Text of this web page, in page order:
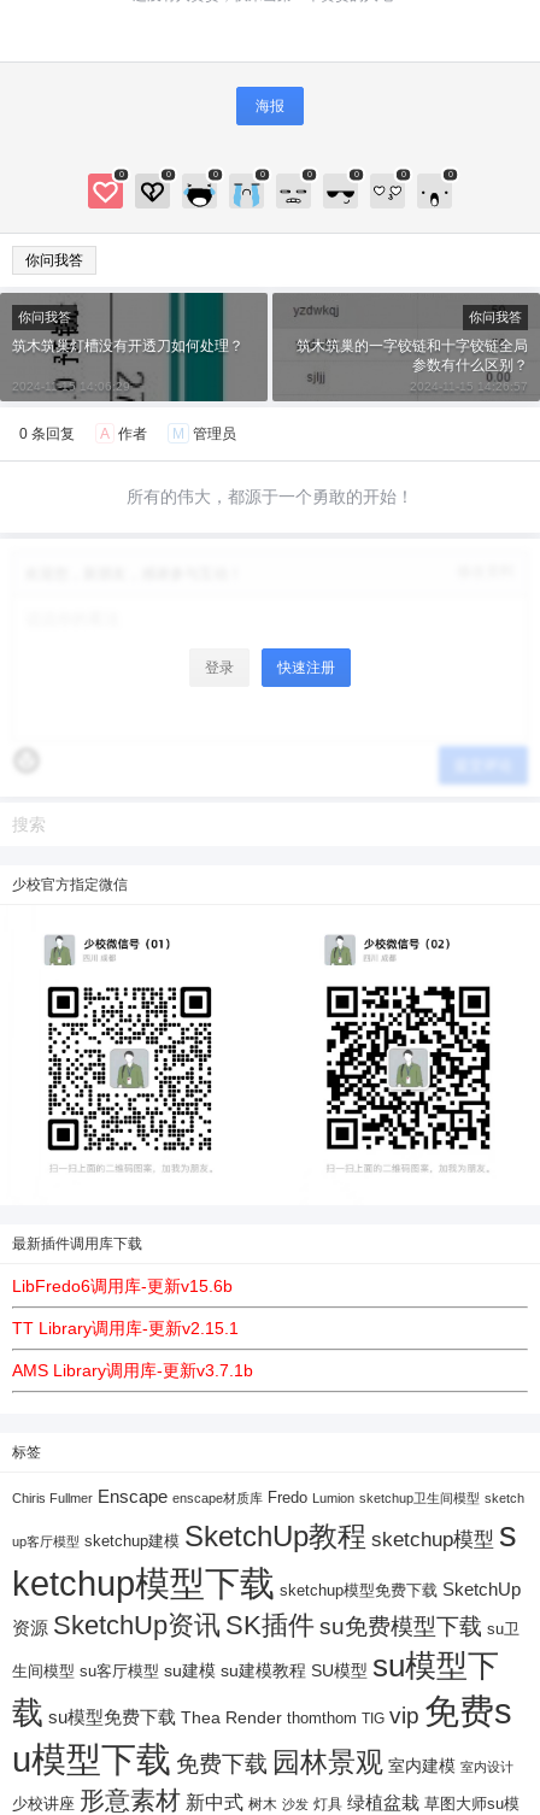
海报
0 0 0 0 0 0 0 0
你问我答
元 元
20 元 50 元 自定义
微信支付
立刻支付
你问我答
筑木筑巢灯槽没有开透刀如何处理？
2024-11-15 14:06:29
你问我答
筑木筑巢的一字铰链和十字铰链全局
参数有什么区别？
2024-11-15 14:26:57
0 条回复 A 作者 M 管理员
所有的伟大，都源于一个勇敢的开始！
登录 快速注册
少校官方指定微信
最新插件调用库下载
LibFredo6调用库-更新v15.6b
TT Library调用库-更新v2.15.1
AMS Library调用库-更新v3.7.1b
标签
Chiris Fullmer Enscape enscape材质库 Fredo Lumion sketchup卫生间模型 sketch
up客厅模型 sketchup建模 SketchUp教程 sketchup模型 s
ketchup模型下载 sketchup模型免费下载 SketchUp
资源 SketchUp资讯 SK插件su免费模型下载 su卫
生间模型 su客厅模型 su建模 su建模教程 SU模型 su模型下
载 su模型免费下载 Thea Render thomthom TIG vip 免费s
u模型下载 免费下载 园林景观 室内建模 室内设计
少校讲座 形意素材 新中式 树木 沙发 灯具 绿植盆栽 草图大师su模
您没有权限发布内容，请购买会员或者提升权
限。
6位以上
忘记密码？找回 已有帐号？登录